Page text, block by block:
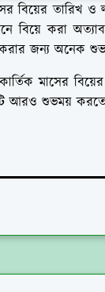
তারিখ ও
বিয়ে করা
করার জন্য অনেক
মাসের
আরও শুভময়